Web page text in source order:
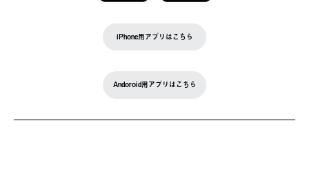
iPhone用アプリはこちら
Andoroid用アプリはこちら